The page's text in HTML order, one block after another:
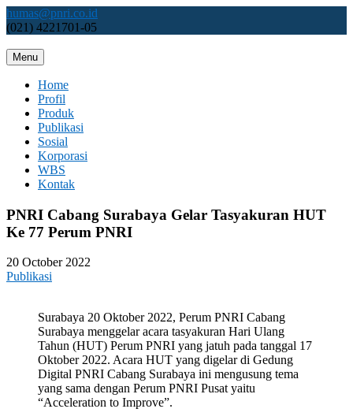
Skip
to
humas@pnri.co.id
(021) 4221701-05
Perum PNRI
Menu
Home
Profil
Produk
Publikasi
Sosial
Korporasi
WBS
Kontak
PNRI Cabang Surabaya Gelar Tasyakuran HUT
Ke 77 Perum PNRI
20 October 2022
Publikasi
Surabaya 20 Oktober 2022, Perum PNRI Cabang
Surabaya menggelar acara tasyakuran Hari Ulang
Tahun (HUT) Perum PNRI yang jatuh pada tanggal 17
Oktober 2022. Acara HUT yang digelar di Gedung
Digital PNRI Cabang Surabaya ini mengusung tema
yang sama dengan Perum PNRI Pusat yaitu
“Acceleration to Improve”.